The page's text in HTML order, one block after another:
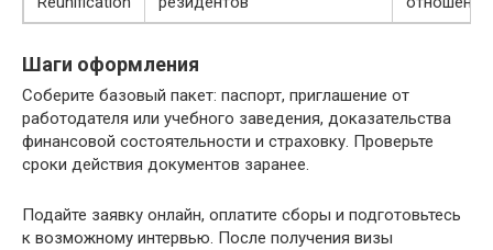
Шаги оформления
Соберите базовый пакет: паспорт, приглашение от
работодателя или учебного заведения, доказательства
финансовой состоятельности и страховку. Проверьте
сроки действия документов заранее.
Подайте заявку онлайн, оплатите сборы и подготовьтесь
к возможному интервью. После получения визы